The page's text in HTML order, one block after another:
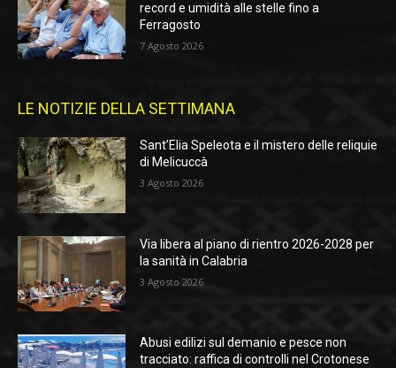
record e umidità alle stelle fino a
Ferragosto
7 Agosto 2026
LE NOTIZIE DELLA SETTIMANA
Sant’Elia Speleota e il mistero delle reliquie
di Melicuccà
3 Agosto 2026
Via libera al piano di rientro 2026-2028 per
la sanità in Calabria
3 Agosto 2026
Abusi edilizi sul demanio e pesce non
tracciato: raffica di controlli nel Crotonese